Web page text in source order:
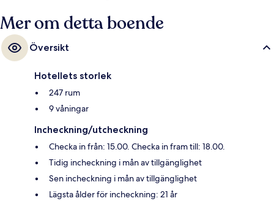
Mer om detta boende
Översikt
Hotellets storlek
247 rum
9 våningar
Incheckning/utcheckning
Checka in från: 15.00. Checka in fram till: 18.00.
Tidig incheckning i mån av tillgänglighet
Sen incheckning i mån av tillgänglighet
Lägsta ålder för incheckning: 21 år